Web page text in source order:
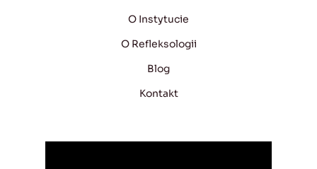
O Instytucie
O Refleksologii
Blog
Kontakt